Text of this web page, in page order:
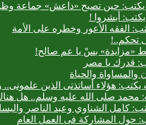
يكتب: حين تصبح «داعش» جماعة
أبشروا !
الفقه الأعور وخطره على الأمة
تحكم..!
قدرك يا مصر
والحياة
هؤلاء أساتذتى الذين علمونى..
محمد صلى الله عليه وسلم.. هل
كامل الشناوي وعبد الناصر
حول المشاركة فى العمل العام